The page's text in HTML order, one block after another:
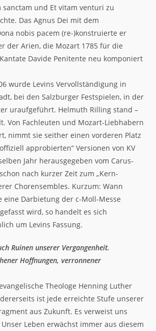
sanctam und Et vitam venturi zu
Das Agnus Dei mit dem
nobis pacem (re-)konstruierte er
der Arien, die Mozart 1785 für die
Davide Penitente neu komponiert
wurde Levins Vervollständigung in
bei den Salzburger Festspielen, in der
uraufgeführt. Helmuth Rilling stand –
Von Fachleuten und Mozart-Liebhabern
nimmt sie seither einen vorderen Platz
approbierten“ Versionen von KV
Jahr herausgegeben vom Carus-
nach kurzer Zeit zum „Kern-
Chorensembles. Kurzum: Wann
eine Darbietung der c-Moll-Messe
wird, so handelt es sich
um Levins Fassung.
Ruinen unserer Vergangenheit.
Hoffnungen, verronnener
Theologe Henning Luther
ist jede erreichte Stufe unserer
aus Zukunft. Es verweist uns
Leben erwächst immer aus diesem